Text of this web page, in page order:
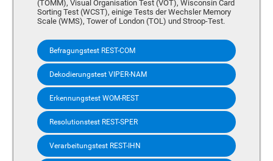
(TOMM), Visual Organisation Test (VOT), Wisconsin Card
Sorting Test (WCST), einige Tests der Wechsler Memory
Scale (WMS), Tower of London (TOL) und Stroop-Test.
Befragungstest REST-COM
Dekodierungstest VIPER-NAM
Erkennungstest WOM-REST
Resolutionstest REST-SPER
Verarbeitungstest REST-IHN